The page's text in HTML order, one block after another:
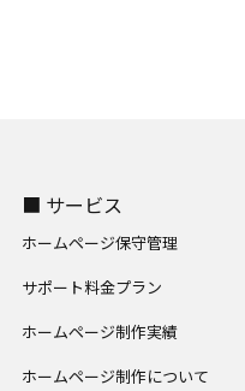
■ サービス
ホームページ保守管理
サポート料金プラン
ホームページ制作実績
ホームページ制作について